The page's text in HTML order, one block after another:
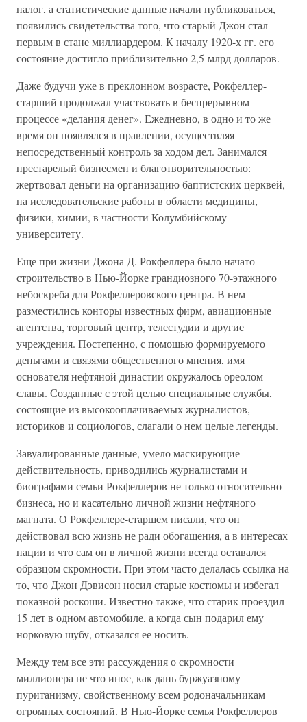
налог, а статистические данные начали публиковаться,
появились свидетельства того, что старый Джон стал
первым в стане миллиардером. К началу 1920-х гг. его
состояние достигло приблизительно 2,5 млрд долларов.
Даже будучи уже в преклонном возрасте, Рокфеллер-
старший продолжал участвовать в беспрерывном
процессе «делания денег». Ежедневно, в одно и то же
время он появлялся в правлении, осуществляя
непосредственный контроль за ходом дел. Занимался
престарелый бизнесмен и благотворительностью:
жертвовал деньги на организацию баптистских церквей,
на исследовательские работы в области медицины,
физики, химии, в частности Колумбийскому
университету.
Еще при жизни Джона Д. Рокфеллера было начато
строительство в Нью-Йорке грандиозного 70-этажного
небоскреба для Рокфеллеровского центра. В нем
разместились конторы известных фирм, авиационные
агентства, торговый центр, телестудии и другие
учреждения. Постепенно, с помощью формируемого
деньгами и связями общественного мнения, имя
основателя нефтяной династии окружалось ореолом
славы. Созданные с этой целью специальные службы,
состоящие из высокооплачиваемых журналистов,
историков и социологов, слагали о нем целые легенды.
Завуалированные данные, умело маскирующие
действительность, приводились журналистами и
биографами семьи Рокфеллеров не только относительно
бизнеса, но и касательно личной жизни нефтяного
магната. О Рокфеллере-старшем писали, что он
действовал всю жизнь не ради обогащения, а в интересах
нации и что сам он в личной жизни всегда оставался
образцом скромности. При этом часто делалась ссылка на
то, что Джон Дэвисон носил старые костюмы и избегал
показной роскоши. Известно также, что старик проездил
15 лет в одном автомобиле, а когда сын подарил ему
норковую шубу, отказался ее носить.
Между тем все эти рассуждения о скромности
миллионера не что иное, как дань буржуазному
пуританизму, свойственному всем родоначальникам
огромных состояний. В Нью-Йорке семья Рокфеллеров